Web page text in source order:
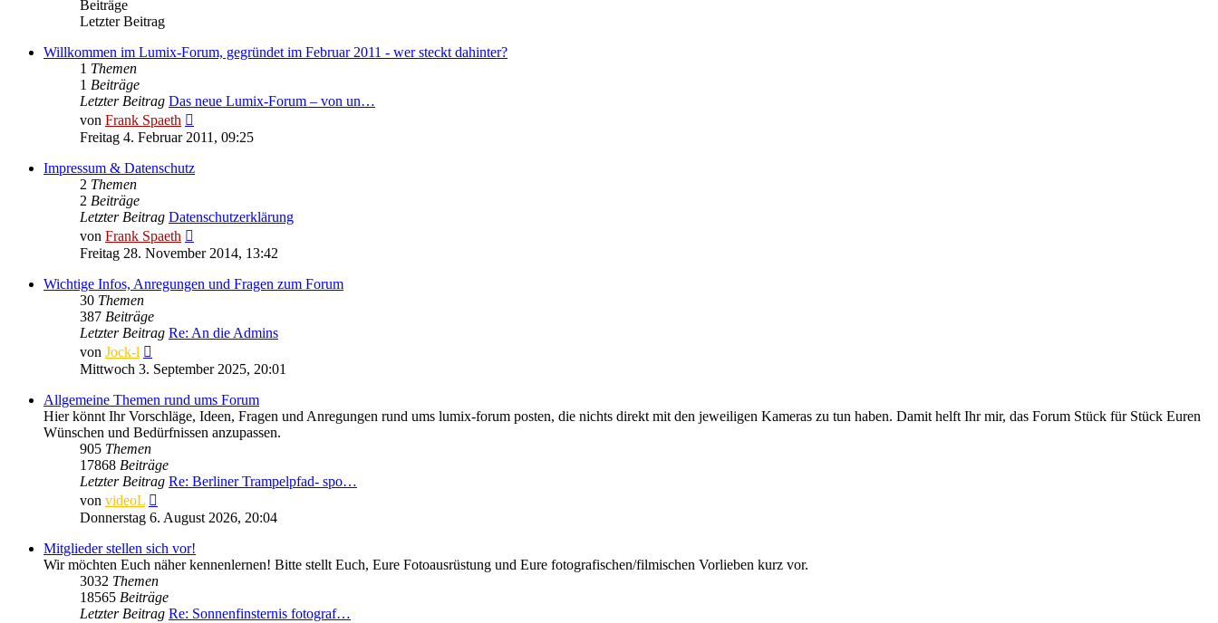
Beiträge
Letzter Beitrag
Willkommen im Lumix-Forum, gegründet im Februar 2011 - wer steckt dahinter?
1 Themen
1 Beiträge
Letzter Beitrag Das neue Lumix-Forum – von un…
von Frank Spaeth
Beitrag
Freitag 4. Februar 2011, 09:25
Impressum & Datenschutz
2 Themen
2 Beiträge
Letzter Beitrag Datenschutzerklärung
von Frank Spaeth
Beitrag
Freitag 28. November 2014, 13:42
Wichtige Infos, Anregungen und Fragen zum Forum
30 Themen
387 Beiträge
Letzter Beitrag Re: An die Admins
von Jock-l
Beitrag
Mittwoch 3. September 2025, 20:01
Allgemeine Themen rund ums Forum
Hier könnt Ihr Vorschläge, Ideen, Fragen und Anregungen rund ums lumix-forum posten, die nichts direkt mit den jeweiligen Kameras zu tun haben. Damit helft Ihr mir, das Forum Stück für Stück Euren
Wünschen und Bedürfnissen anzupassen.
905 Themen
17868 Beiträge
Letzter Beitrag Re: Berliner Trampelpfad- spo…
von videoL
Beitrag
Donnerstag 6. August 2026, 20:04
Mitglieder stellen sich vor!
Wir möchten Euch näher kennenlernen! Bitte stellt Euch, Eure Fotoausrüstung und Eure fotografischen/filmischen Vorlieben kurz vor.
3032 Themen
18565 Beiträge
Letzter Beitrag Re: Sonnenfinsternis fotograf…